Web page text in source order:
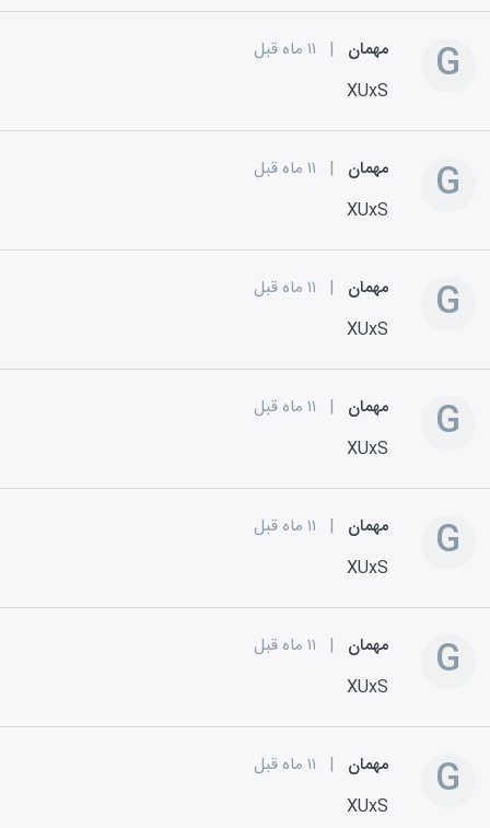
G مهمان | ۱۱ ماه قبل
XUxS
G مهمان | ۱۱ ماه قبل
XUxS
G مهمان | ۱۱ ماه قبل
XUxS
G مهمان | ۱۱ ماه قبل
XUxS
G مهمان | ۱۱ ماه قبل
XUxS
G مهمان | ۱۱ ماه قبل
XUxS
G مهمان | ۱۱ ماه قبل
XUxS